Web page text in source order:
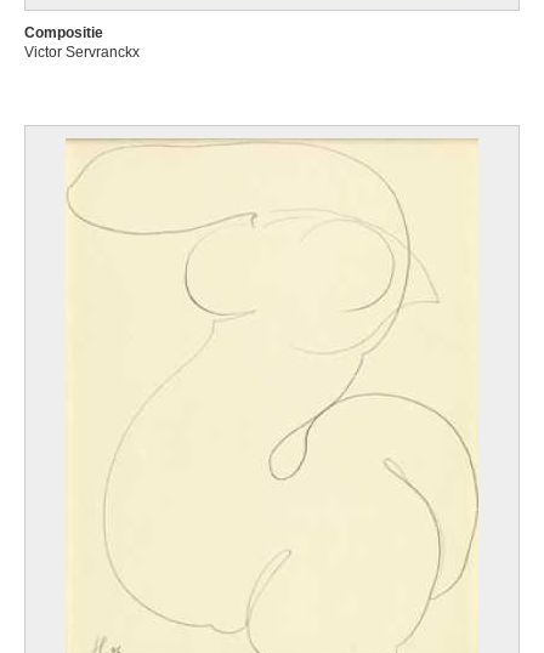
Compositie
Victor Servranckx